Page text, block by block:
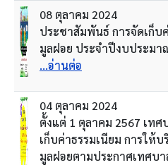
08 ตุลาคม 2024
ประชาสัมพันธ์ การจัดเก็บ
มูลฝอย ประจำปีงบประมา
...อ่านต่อ
04 ตุลาคม 2024
ตั้งแต่ 1 ตุลาคม 2567 เท
เก็บค่าธรรมเนียม การให้
มูลฝอยตามประกาศเทศบ